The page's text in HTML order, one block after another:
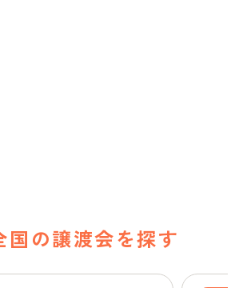
国の譲渡会を探す